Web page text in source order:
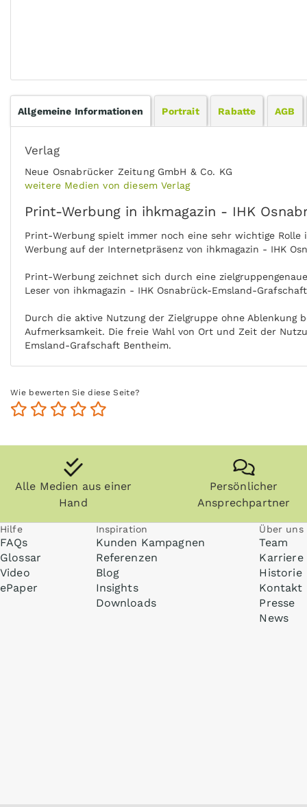
Allgemeine Informationen Portrait Rabatte AGB
Verlag
Neue Osnabrücker Zeitung GmbH & Co. KG
weitere Medien von diesem Verlag
Print-Werbung in ihkmagazin - IHK
Print-Werbung spielt immer noch eine sehr wichtige
Werbung auf der Internetpräsenz von ihkmagazin - IHK
Print-Werbung zeichnet sich durch eine
Leser von ihkmagazin - IHK Osnabrück-Emsland-
Durch die aktive Nutzung der Zielgruppe ohne Ablenkung
Aufmerksamkeit. Die freie Wahl von Ort und Zeit der
Emsland-Grafschaft Bentheim.
Anzeigen können zudem nachgeblättert und
Wie bewerten Sie diese Seite?
Alle Medien aus einer
Hand
Persönlicher
Ansprechpartner
Hilfe
FAQs
Glossar
Video
ePaper
Inspiration
Kunden Kampagnen
Referenzen
Blog
Insights
Downloads
Über uns
Team
Karriere
Historie
Kontakt
Presse
News